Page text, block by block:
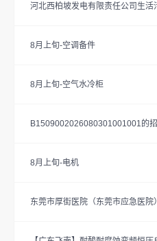
河北西柏坡发电有限责任公司生
8月上旬-空调备件
8月上旬-空气水冷柜
B1509002026080301001001的
8月上旬-电机
东莞市厚街医院（东莞市应急医